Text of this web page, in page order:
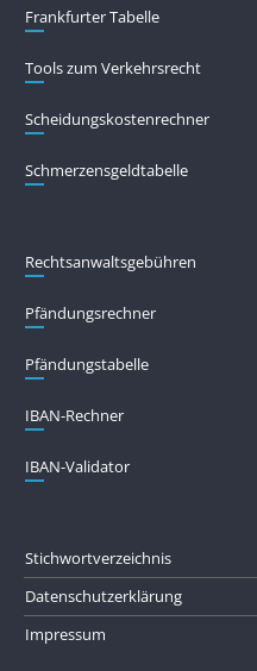
Frankfurter Tabelle
Tools zum Verkehrsrecht
Scheidungskostenrechner
Schmerzensgeldtabelle
Rechtsanwaltsgebühren
Pfändungs­rechner
Pfändungs­tabelle
IBAN-Rechner
IBAN-Validator
Stichwortverzeichnis
Datenschutzerklärung
Impressum